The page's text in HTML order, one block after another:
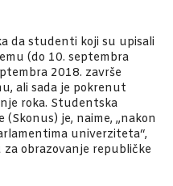
da studenti koji su upisali
(do 10. septembra
2018. završe
ali sada je pokrenut
roka. Studentska
je, naime, „nakon
univerziteta“,
obrazovanje republičke